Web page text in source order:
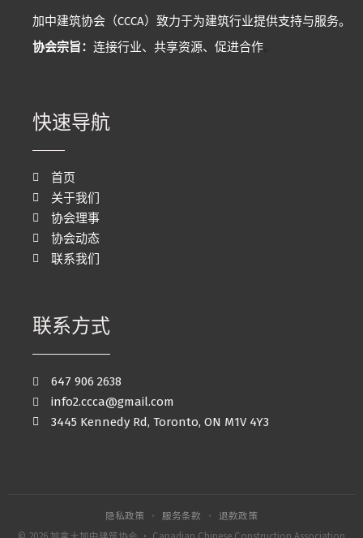
加中建筑协会（CCCA）致力于为建筑行业提供支持与服务。
协会宗旨： 连接行业、共享资源、促进合作
快速导航
首页
关于我们
协会理事
协会动态
联系我们
联系方式
647 906 2638
info2.ccca@gmail.com
3445 Kennedy Rd, Toronto, ON M1V 4Y3
隐私政策 · 服务条款 ·
退款政策